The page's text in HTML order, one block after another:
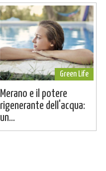
Green Life
Merano e il potere
rigenerante dell'acqua:
un...